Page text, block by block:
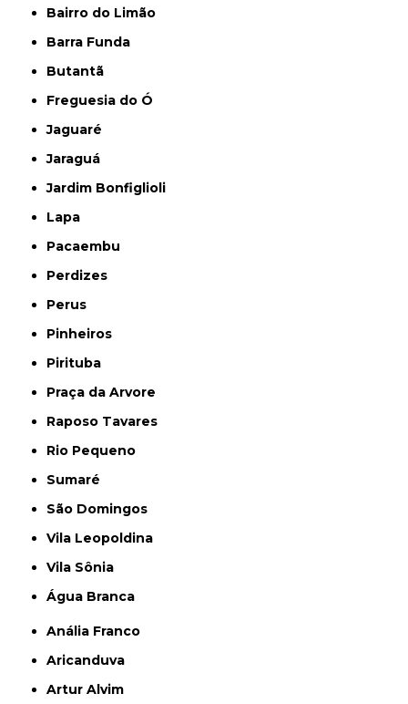
Bairro do Limão
Barra Funda
Butantã
Freguesia do Ó
Jaguaré
Jaraguá
Jardim Bonfiglioli
Lapa
Pacaembu
Perdizes
Perus
Pinheiros
Pirituba
Praça da Arvore
Raposo Tavares
Rio Pequeno
Sumaré
São Domingos
Vila Leopoldina
Vila Sônia
Água Branca
Anália Franco
Aricanduva
Artur Alvim